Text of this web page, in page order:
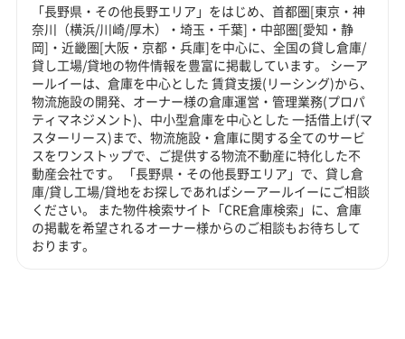
「長野県・その他長野エリア」をはじめ、首都圏[東京・神
奈川（横浜/川崎/厚木）・埼玉・千葉]・中部圏[愛知・静
岡]・近畿圏[大阪・京都・兵庫]を中心に、全国の貸し倉庫/
貸し工場/貸地の物件情報を豊富に掲載しています。 シーア
ールイーは、倉庫を中心とした 賃貸支援(リーシング)から、
物流施設の開発、オーナー様の倉庫運営・管理業務(プロパ
ティマネジメント)、中小型倉庫を中心とした 一括借上げ(マ
スターリース)まで、物流施設・倉庫に関する全てのサービ
スをワンストップで、ご提供する物流不動産に特化した不
動産会社です。 「長野県・その他長野エリア」で、貸し倉
庫/貸し工場/貸地をお探しであればシーアールイーにご相談
ください。 また物件検索サイト「CRE倉庫検索」に、倉庫
の掲載を希望されるオーナー様からのご相談もお待ちして
おります。